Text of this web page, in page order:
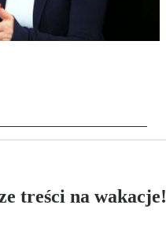
treści na wakacje!